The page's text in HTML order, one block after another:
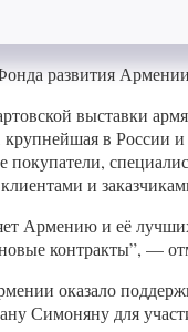
развития
выставки
в России
покупатели,
и
Армению и её
контракты”, —
оказало
Симоняну для